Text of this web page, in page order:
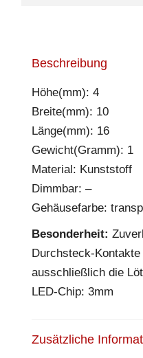
Beschreibung
Höhe(mm): 4
Breite(mm): 10
Länge(mm): 16
Gewicht(Gramm): 1
Material: Kunststoff
Dimmbar: –
Gehäusefarbe:
Besonderheit:
Durchsteck-
ausschließlich die
LED-Chip: 3mm
Zusätzliche